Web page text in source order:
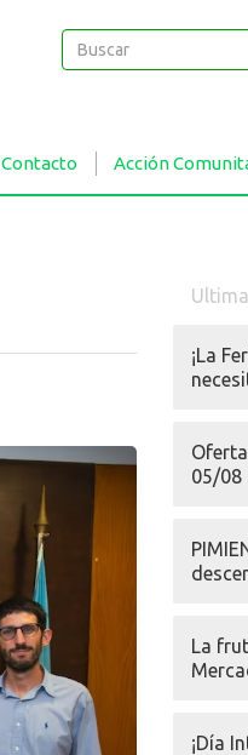
Buscar
Buscar
Contacto Acción
¡La
05/08
La
¡Día